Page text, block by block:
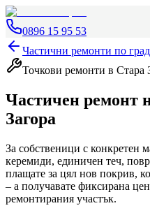
0896 15 95 53
Частични ремонти по
Точкови ремонти в Стара
Частичен ремонт
Загора
За собственици с конкретен
керемиди, единичен теч,
плащате за цял нов покрив,
– а получавате фиксирана
ремонтирания участък.